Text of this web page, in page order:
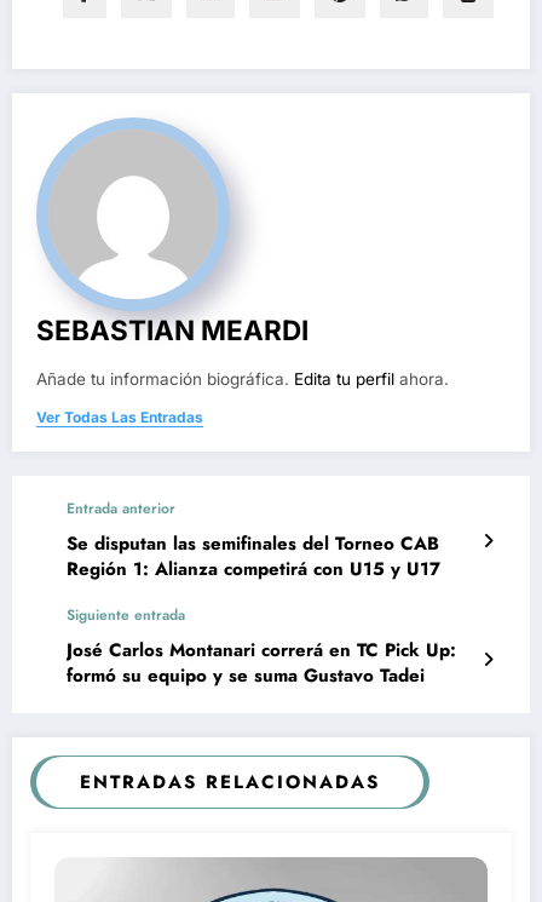
SEBASTIAN MEARDI
Añade tu información biográfica. Edita tu perfil ahora.
Ver Todas Las Entradas
Entrada anterior
Se disputan las semifinales del Torneo CAB
Región 1: Alianza competirá con U15 y U17
Siguiente entrada
José Carlos Montanari correrá en TC Pick Up:
formó su equipo y se suma Gustavo Tadei
ENTRADAS RELACIONADAS